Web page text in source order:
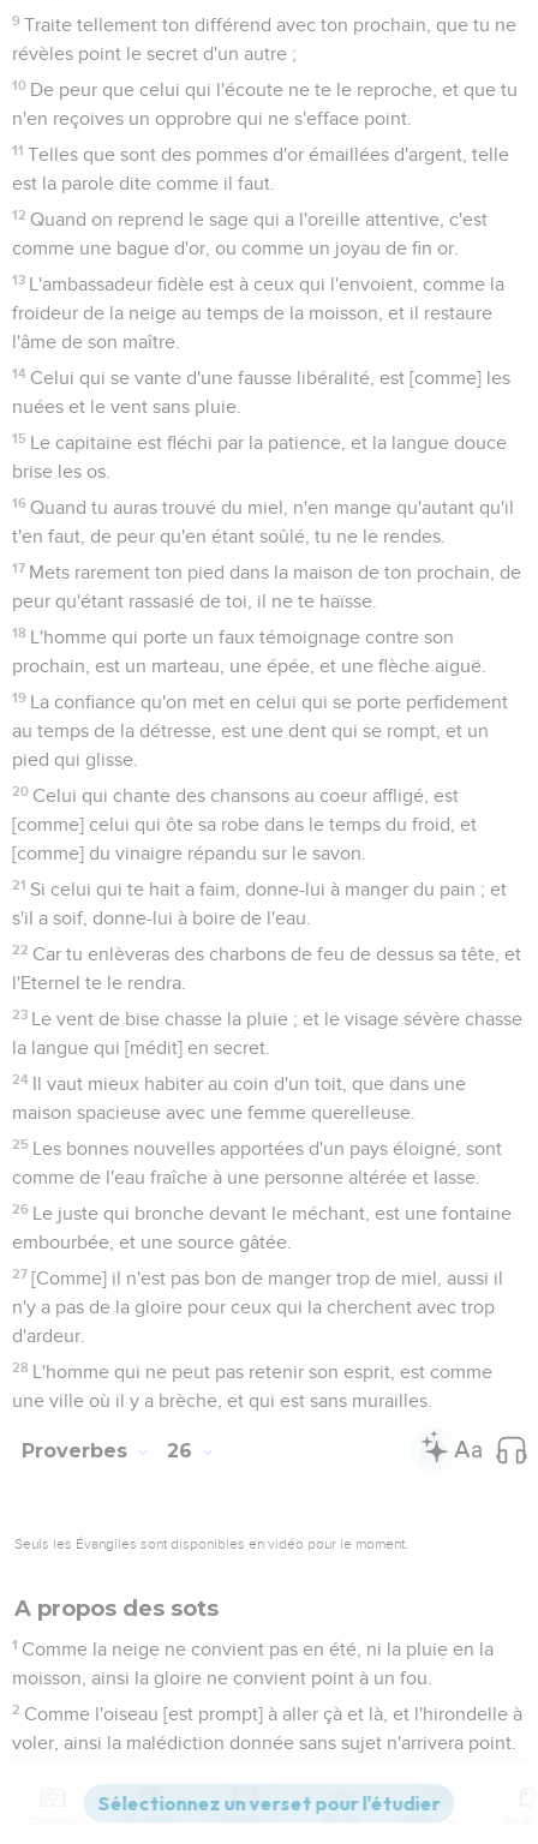
9 Traite tellement ton différend avec ton prochain, que tu ne
révèles point le secret d'un autre ;
10 De peur que celui qui l'écoute ne te le reproche, et que tu
n'en reçoives un opprobre qui ne s'efface point.
11 Telles que sont des pommes d'or émaillées d'argent, telle
est la parole dite comme il faut.
12 Quand on reprend le sage qui a l'oreille attentive, c'est
comme une bague d'or, ou comme un joyau de fin or.
13 L'ambassadeur fidèle est à ceux qui l'envoient, comme la
froideur de la neige au temps de la moisson, et il restaure
l'âme de son maître.
14 Celui qui se vante d'une fausse libéralité, est [comme] les
nuées et le vent sans pluie.
15 Le capitaine est fléchi par la patience, et la langue douce
brise les os.
16 Quand tu auras trouvé du miel, n'en mange qu'autant qu'il
t'en faut, de peur qu'en étant soûlé, tu ne le rendes.
17 Mets rarement ton pied dans la maison de ton prochain, de
peur qu'étant rassasié de toi, il ne te haïsse.
18 L'homme qui porte un faux témoignage contre son
prochain, est un marteau, une épée, et une flèche aiguë.
19 La confiance qu'on met en celui qui se porte perfidement
au temps de la détresse, est une dent qui se rompt, et un
pied qui glisse.
20 Celui qui chante des chansons au coeur affligé, est
[comme] celui qui ôte sa robe dans le temps du froid, et
[comme] du vinaigre répandu sur le savon.
21 Si celui qui te hait a faim, donne-lui à manger du pain ; et
s'il a soif, donne-lui à boire de l'eau.
22 Car tu enlèveras des charbons de feu de dessus sa tête, et
l'Eternel te le rendra.
23 Le vent de bise chasse la pluie ; et le visage sévère chasse
la langue qui [médit] en secret.
24 Il vaut mieux habiter au coin d'un toit, que dans une
maison spacieuse avec une femme querelleuse.
25 Les bonnes nouvelles apportées d'un pays éloigné, sont
comme de l'eau fraîche à une personne altérée et lasse.
26 Le juste qui bronche devant le méchant, est une fontaine
embourbée, et une source gâtée.
27 [Comme] il n'est pas bon de manger trop de miel, aussi il
n'y a pas de la gloire pour ceux qui la cherchent avec trop
d'ardeur.
28 L'homme qui ne peut pas retenir son esprit, est comme
une ville où il y a brèche, et qui est sans murailles.
Proverbes 26
Seuls les Évangiles sont disponibles en vidéo pour le moment.
A propos des sots
1 Comme la neige ne convient pas en été, ni la pluie en la
moisson, ainsi la gloire ne convient point à un fou.
2 Comme l'oiseau [est prompt] à aller çà et là, et l'hirondelle à
voler, ainsi la malédiction donnée sans sujet n'arrivera point.
pour le dos des fous.
Versions Commentaires Strong